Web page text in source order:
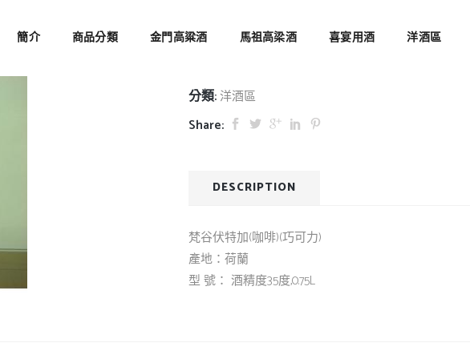
簡介 商品分類 金門高粱酒 馬祖高梁酒 喜宴用酒 洋酒區
梵谷伏特加(咖啡)(巧可
分類: 洋酒區
Share:
DESCRIPTION
梵谷伏特加(咖啡)(巧可力)
產地：荷蘭
型 號： 酒精度35度,0.75L